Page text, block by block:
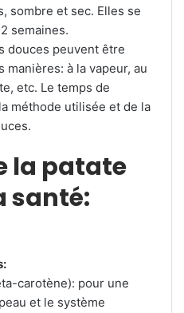
sombre et sec. Elles se
semaines.
douces peuvent être
à la vapeur, au
etc. Le temps de
méthode utilisée et de la
la patate
santé:
carotène): pour une
et le système